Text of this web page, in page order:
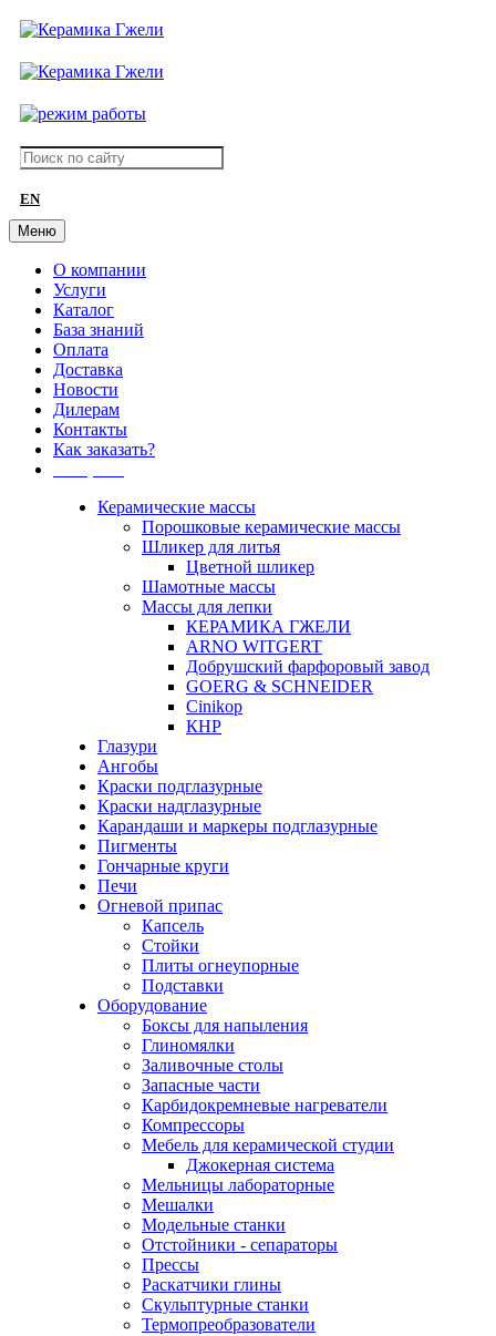
EN
Меню
О компании
Услуги
Каталог
База знаний
Оплата
Доставка
Новости
Дилерам
Контакты
Как заказать?
Керамические массы
Порошковые керамические массы
Шликер для литья
Цветной шликер
Шамотные массы
Массы для лепки
КЕРАМИКА ГЖЕЛИ
ARNO WITGERT
Добрушский фарфоровый завод
GOERG & SCHNEIDER
Cinikop
КНР
Глазури
Ангобы
Краски подглазурные
Краски надглазурные
Карандаши и маркеры подглазурные
Пигменты
Гончарные круги
Печи
Огневой припас
Капсель
Стойки
Плиты огнеупорные
Подставки
Оборудование
Боксы для напыления
Глиномялки
Заливочные столы
Запасные части
Карбидокремневые нагреватели
Компрессоры
Мебель для керамической студии
Джокерная система
Мельницы лабораторные
Мешалки
Модельные станки
Отстойники - сепараторы
Прессы
Раскатчики глины
Скульптурные станки
Термопреобразователи